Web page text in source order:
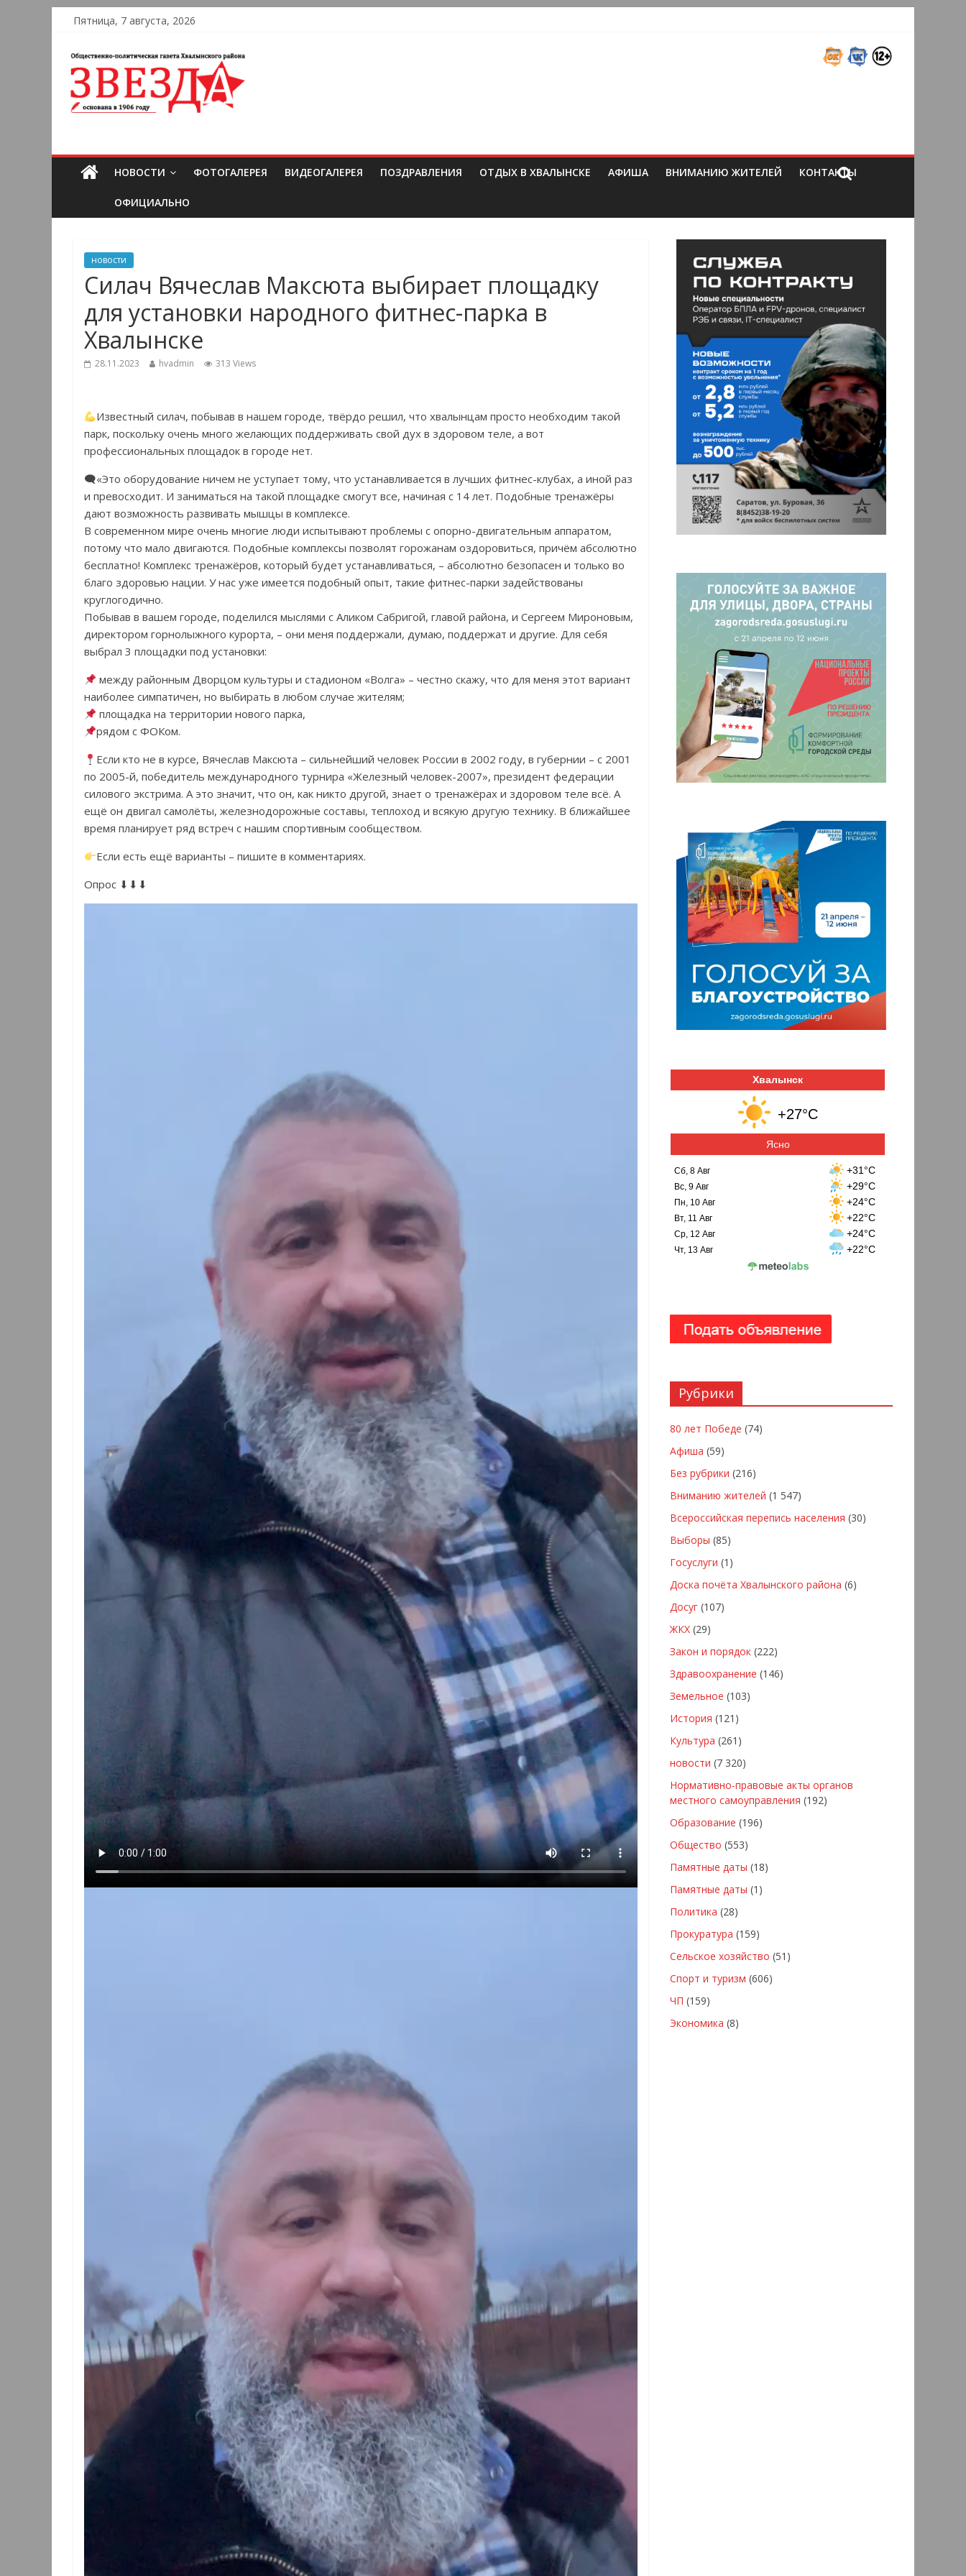
Пятница, 7 августа, 2026
НОВОСТИ ФОТОГАЛЕРЕЯ ВИДЕОГАЛЕРЕЯ ПОЗДРАВЛЕНИЯ ОТДЫХ В ХВАЛЫНСКЕ АФИША ВНИМАНИЮ ЖИТЕЛЕЙ КОНТАКТЫ
ОФИЦИАЛЬНО
новости
Силач Вячеслав Максюта выбирает площадку
для установки народного фитнес-парка в
Хвалынске
28.11.2023 hvadmin 313 Views
Известный силач, побывав в нашем городе, твёрдо решил, что хвалынцам просто необходим такой
парк, поскольку очень много желающих поддерживать свой дух в здоровом теле, а вот
профессиональных площадок в городе нет.
🗨«Это оборудование ничем не уступает тому, что устанавливается в лучших фитнес-клубах, а иной раз
и превосходит. И заниматься на такой площадке смогут все, начиная с 14 лет. Подобные тренажёры
дают возможность развивать мышцы в комплексе.
В современном мире очень многие люди испытывают проблемы с опорно-двигательным аппаратом,
потому что мало двигаются. Подобные комплексы позволят горожанам оздоровиться, причём абсолютно
бесплатно! Комплекс тренажёров, который будет устанавливаться, – абсолютно безопасен и только во
благо здоровью нации. У нас уже имеется подобный опыт, такие фитнес-парки задействованы
круглогодично.
Побывав в вашем городе, поделился мыслями с Аликом Сабригой, главой района, и Сергеем Мироновым,
директором горнолыжного курорта, – они меня поддержали, думаю, поддержат и другие. Для себя
выбрал 3 площадки под установки:
между районным Дворцом культуры и стадионом «Волга» – честно скажу, что для меня этот вариант
наиболее симпатичен, но выбирать в любом случае жителям;
площадка на территории нового парка,
рядом с ФОКом.
Если кто не в курсе, Вячеслав Максюта – сильнейший человек России в 2002 году, в губернии – с 2001
по 2005-й, победитель международного турнира «Железный человек-2007», президент федерации
силового экстрима. А это значит, что он, как никто другой, знает о тренажёрах и здоровом теле всё. А
ещё он двигал самолёты, железнодорожные составы, теплоход и всякую другую технику. В ближайшее
время планирует ряд встреч с нашим спортивным сообществом.
Если есть ещё варианты – пишите в комментариях.
Опрос ⬇⬇⬇
Хвалынск
+27°C
Ясно
Сб, 8 Авг +31°C
Вс, 9 Авг +29°C
Пн, 10 Авг +24°C
Вт, 11 Авг +22°C
Ср, 12 Авг +24°C
Чт, 13 Авг +22°C
Рубрики
80 лет Победе (74)
Афиша (59)
Без рубрики (216)
Вниманию жителей (1 547)
Всероссийская перепись населения (30)
Выборы (85)
Госуслуги (1)
Доска почёта Хвалынского района (6)
Досуг (107)
ЖКХ (29)
Закон и порядок (222)
Здравоохранение (146)
Земельное (103)
История (121)
Культура (261)
новости (7 320)
Нормативно-правовые акты органов
местного самоуправления (192)
Образование (196)
Общество (553)
Памятные даты (18)
Памятные даты (1)
Политика (28)
Прокуратура (159)
Сельское хозяйство (51)
Спорт и туризм (606)
ЧП (159)
Экономика (8)